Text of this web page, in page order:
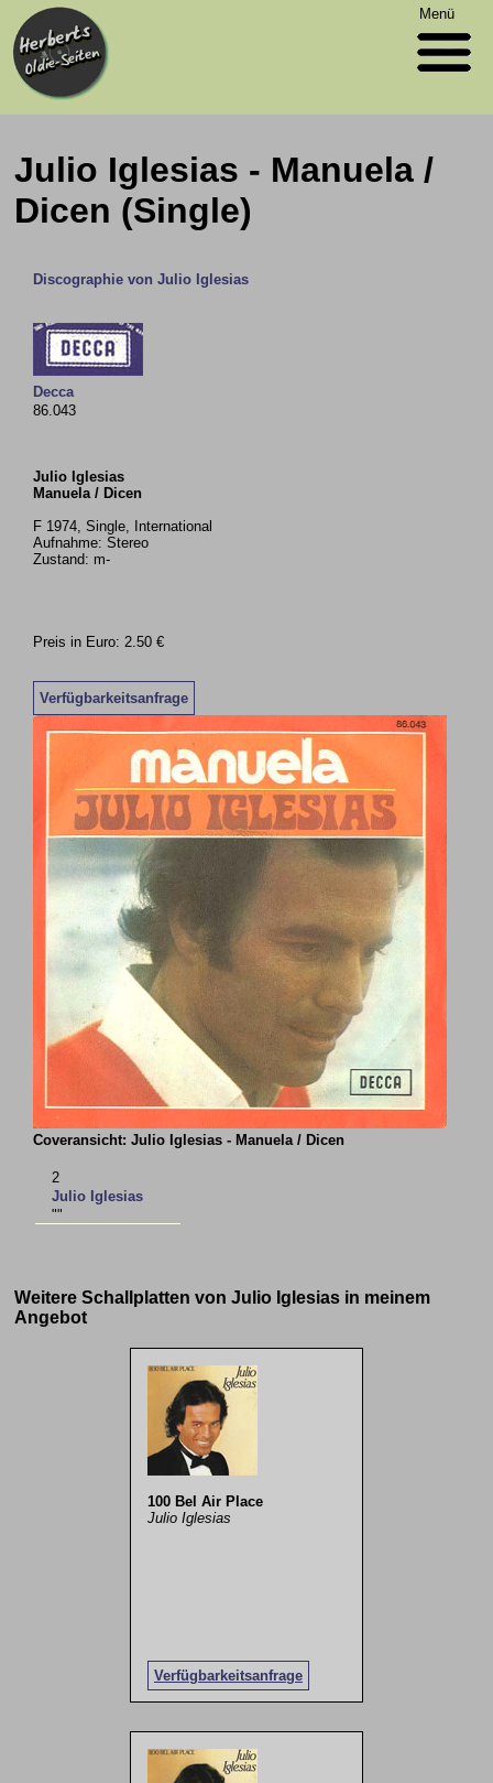
Menü
Julio Iglesias - Manuela /
Dicen (Single)
Discographie von Julio Iglesias
Decca
86.043
Julio Iglesias
Manuela / Dicen
F 1974, Single, International
Aufnahme: Stereo
Zustand: m-
Preis in Euro: 2.50 €
Verfügbarkeitsanfrage
Coveransicht: Julio Iglesias - Manuela / Dicen
2
Julio Iglesias
""
Weitere Schallplatten von Julio Iglesias in meinem
Angebot
100 Bel Air Place
Julio Iglesias
Verfügbarkeitsanfrage